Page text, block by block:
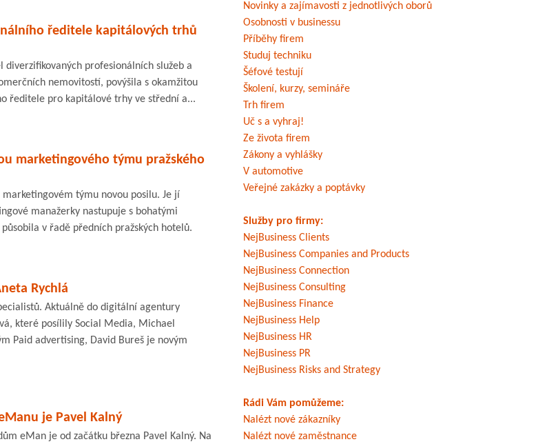
ředitele kapitálových trhů
profesionálních služeb a
nemovitostí, povýšila s okamžitou
ředitele pro kapitálové trhy ve střední a...
marketingového týmu pražského
týmu novou posilu. Je jí
manažerky nastupuje s bohatými
v řadě předních pražských hotelů.
Rychlá
Aktuálně do digitální agentury
které posílily Social Media, Michael
Paid advertising, David Bureš je novým
je Pavel Kalný
eMan je od začátku března Pavel Kalný. Na
Novinky a zajímavosti z jednotlivých oborů
Osobnosti v businessu
Příběhy firem
Studuj techniku
Šéfové testují
Školení, kurzy, semináře
Trh firem
Uč s a vyhraj!
Ze života firem
Zákony a vyhlášky
V automotive
Veřejné zakázky a poptávky
Služby pro firmy:
NejBusiness Clients
NejBusiness Companies and Products
NejBusiness Connection
NejBusiness Consulting
NejBusiness Finance
NejBusiness Help
NejBusiness HR
NejBusiness PR
NejBusiness Risks and Strategy
Rádi Vám pomůžeme:
Nalézt nové zákazníky
Nalézt nové zaměstnance